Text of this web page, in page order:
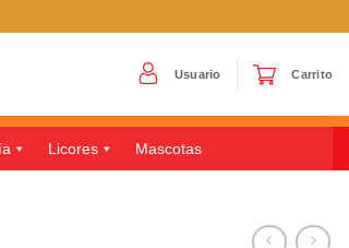
Usuario Carrito
Licores Mascotas